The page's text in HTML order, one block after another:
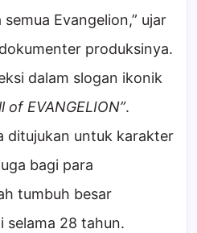
Evangelion,” ujar
produksinya.
dalam slogan ikonik
of EVANGELION”.
ditujukan untuk karakter
bagi para
tumbuh besar
selama 28 tahun.